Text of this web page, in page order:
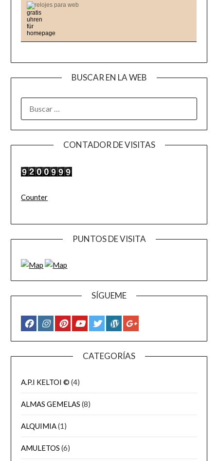
relojes para web
BUSCAR EN LA WEB
CONTADOR DE VISITAS
Counter
PUNTOS DE VISITA
SÍGUEME
CATEGORÍAS
A.P.I KELTOI © (4)
ALMAS GEMELAS (8)
ALQUIMIA(1)
AMULETOS (6)